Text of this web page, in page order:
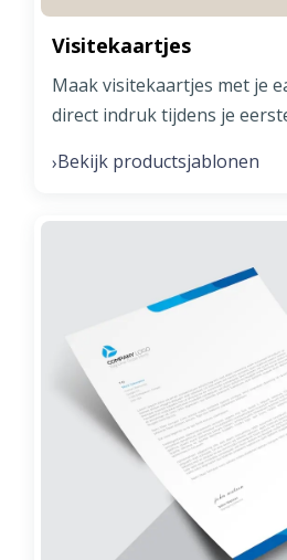
Visitekaartjes
Maak visitekaartjes met je
direct indruk tijdens je
›Bekijk productsjablonen